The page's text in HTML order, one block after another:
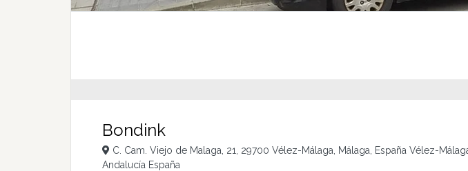
Bondink
C. Cam. Viejo de Malaga, 21, 29700 Vélez-Málaga, Málaga, España Vélez-
Andalucía España